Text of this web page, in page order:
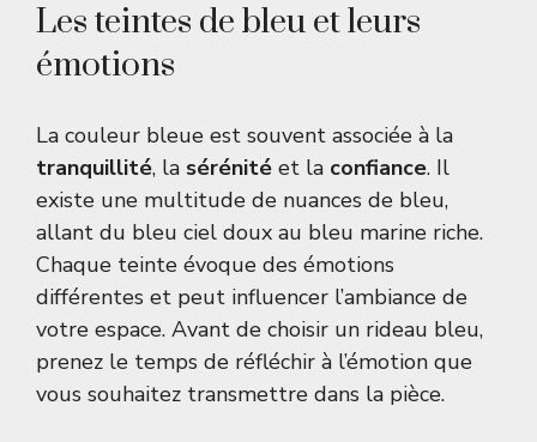
Les teintes de bleu et leurs
émotions
La couleur bleue est souvent associée à la
tranquillité, la sérénité et la confiance. Il
existe une multitude de nuances de bleu,
allant du bleu ciel doux au bleu marine riche.
Chaque teinte évoque des émotions
différentes et peut influencer l’ambiance de
votre espace. Avant de choisir un rideau bleu,
prenez le temps de réfléchir à l’émotion que
vous souhaitez transmettre dans la pièce.